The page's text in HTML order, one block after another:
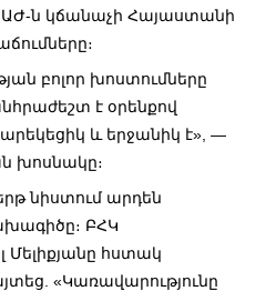
ԱԺ-ն կճանաչի Հայաստանի
բոլոր խոստումները
է օրենքով
և երջանիկ է», —
խոսնակը։
նիստում արդեն
ԲՀԿ
հստակ
«Կառավարությունը